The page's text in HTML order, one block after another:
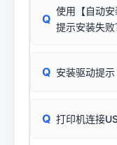
Q
使用【自动
提示安装失败
由于本站驱动包
Q 安装驱动提
往往会弹出此类
Q 打印机连接